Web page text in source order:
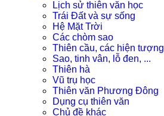
Lịch sử thiên văn học
Trái Đất và sự sống
Hệ Mặt Trời
Các chòm sao
Thiên cầu, các hiện tượng
Sao, tinh vân, lỗ đen, ...
Thiên hà
Vũ trụ học
Thiên văn Phương Đông
Dụng cụ thiên văn
Chủ đề khác